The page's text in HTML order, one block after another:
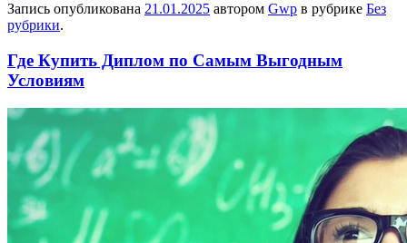
Запись опубликована 21.01.2025 автором Gwp в рубрике Без
рубрики.
Где Купить Диплом по Самым Выгодным
Условиям